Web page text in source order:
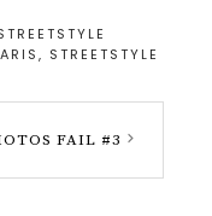
, STREETSTYLE
FAIL #3